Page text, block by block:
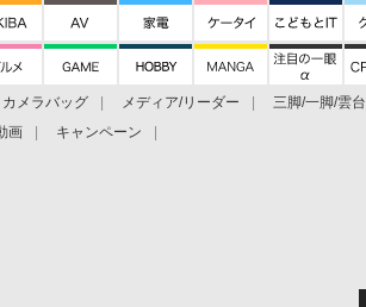
カメラバッグ メディア/リーダー 三脚/一脚/雲台
画 キャンペーン